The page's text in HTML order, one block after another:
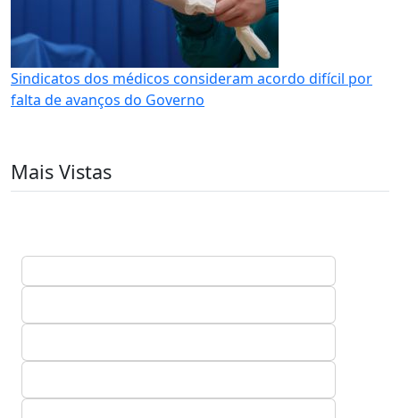
Sindicatos dos médicos consideram acordo difícil por
falta de avanços do Governo
Mais Vistas